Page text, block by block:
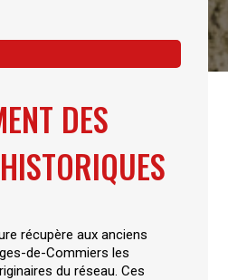
DES
récupère aux anciens
de-Commiers les
du réseau. Ces